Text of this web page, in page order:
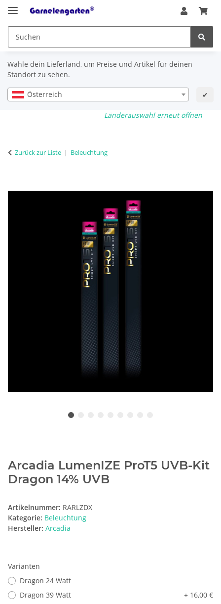
Wähle dein Lieferland, um Preise und Artikel für deinen
Standort zu sehen.
Österreich ✔
Länderauswahl erneut öffnen
Zurück zur Liste Beleuchtung
Arcadia LumenIZE ProT5 UVB-Kit
Dragon 14% UVB
Artikelnummer: RARLZDX
Kategorie: Beleuchtung
Hersteller: Arcadia
Varianten
Dragon 24 Watt
Dragon 39 Watt
+ 16,00 €